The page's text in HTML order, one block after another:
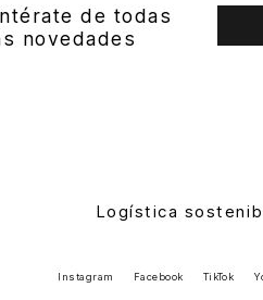
de todas
novedades
Logística
Instagram Facebook TikTok